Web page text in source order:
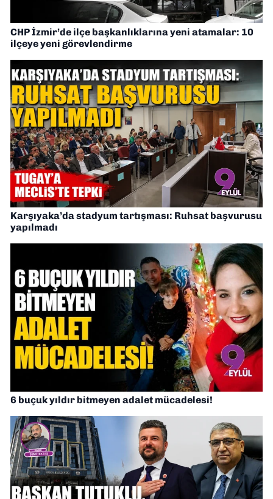
CHP İzmir’de ilçe başkanlıklarına yeni atamalar: 10
ilçeye yeni görevlendirme
Karşıyaka’da stadyum tartışması: Ruhsat başvurusu
yapılmadı
6 buçuk yıldır bitmeyen adalet mücadelesi!